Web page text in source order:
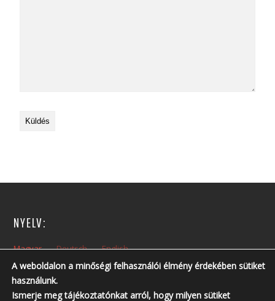
NYELV:
Magyar Deutsch English
NYITVA TARTÁS:
A weboldalon a minőségi felhasználói élmény érdekében sütiket
használunk.
Ismerje meg tájékoztatónkat arról, hogy milyen sütiket